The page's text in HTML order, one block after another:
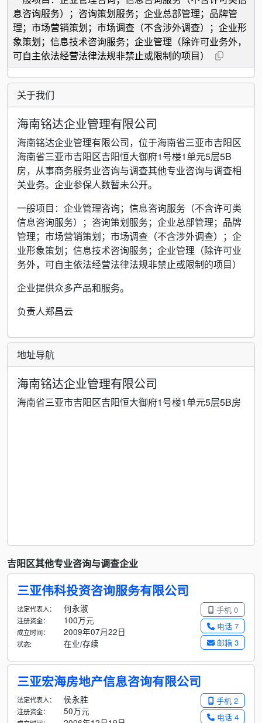
息咨询服务）；咨询策划服务；企业总部管理；品牌管
理；市场营销策划；市场调查（不含涉外调查）；企业形
象策划；信息技术咨询服务；企业管理（除许可业务外，
可自主依法经营法律法规非禁止或限制的项目）
关于我们
海南铭达企业管理有限公司
海南铭达企业管理有限公司，位于海南省三亚市吉阳区
海南省三亚市吉阳区吉阳恒大御府1号楼1单元5层5B
房，从事商务服务业咨询与调查其他专业咨询与调查相
关业务。企业参保人数暂未公开。
一般项目：企业管理咨询；信息咨询服务（不含许可类
信息咨询服务）；咨询策划服务；企业总部管理；品牌
管理；市场营销策划；市场调查（不含涉外调查）；企
业形象策划；信息技术咨询服务；企业管理（除许可业
务外，可自主依法经营法律法规非禁止或限制的项目）
企业提供众多产品和服务。
负责人郑昌云
地址导航
海南铭达企业管理有限公司
海南省三亚市吉阳区吉阳恒大御府1号楼1单元5层5B房
吉阳区其他专业咨询与调查企业
三亚伟科投资咨询服务有限公司
手机 0
电话 7
邮箱 3
法定代表人： 何永淑
注册资金： 100万元
成立时间： 2009年07月22日
状态: 在业/存续
三亚宏海房地产信息咨询有限公司
手机 2
电话 4
法定代表人： 侯永胜
注册资金： 50万元